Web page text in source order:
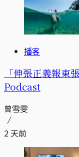
播客
「伸張正義報東
Podcast
曾雪雯
2 天前